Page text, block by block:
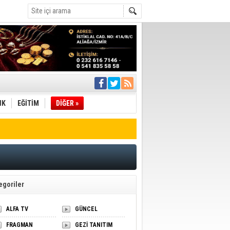
İletti
müdahale
EĞİTİM DİĞER »
ALFA TV GÜNCEL
FRAGMAN GEZİ TANITIM